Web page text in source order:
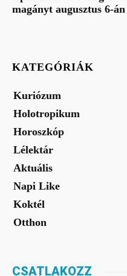
magányt augusztus 6-án
KATEGÓRIÁK
Kuriózum
Holotropikum
Horoszkóp
Lélektár
Aktuális
Napi Like
Koktél
Otthon
CSATLAKOZZ